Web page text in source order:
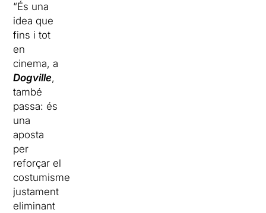
“És una
idea que
fins i tot
en
cinema, a
Dogville,
també
passa: és
una
aposta
per
reforçar el
costumisme
justament
eliminant